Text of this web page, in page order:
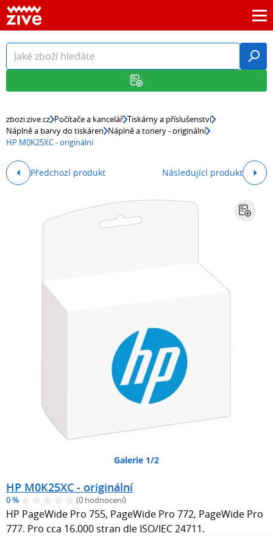
zbozi.zive.cz Počítače a kancelář Tiskárny a příslušenství
Náplně a barvy do tiskáren Náplně a tonery - originální
HP M0K25XC - originální
Předchozí produkt Následující produkt
Galerie 1/2
HP M0K25XC - originální
0 % (0 hodnocení)
HP PageWide Pro 755, PageWide Pro 772, PageWide Pro
777. Pro cca 16.000 stran dle ISO/IEC 24711.